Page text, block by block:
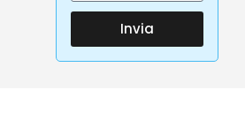
Invia